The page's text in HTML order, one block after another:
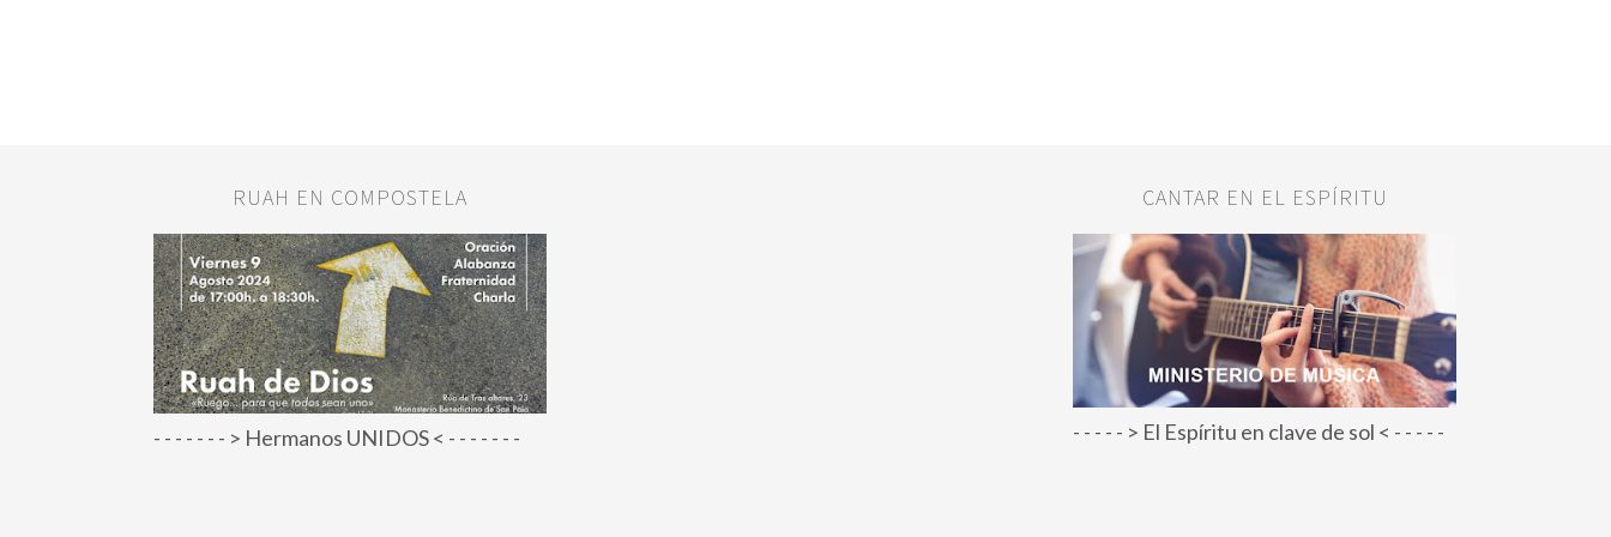
RUAH EN COMPOSTELA
- - - - - - - > Hermanos UNIDOS < - - - - - - -
CANTAR EN EL ESPÍRITU
- - - - - > El Espíritu en clave de sol < - - - - -